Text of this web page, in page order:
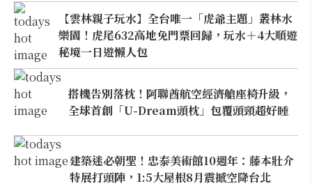
【雲林親子玩水】全台唯一「虎爺主題」叢林水
樂園！虎尾632高地免門票回歸，玩水＋4大順遊
秘境一日遊懶人包
搭機告別落枕！阿聯酋航空經濟艙座椅升級，
全球首創「U-Dream頭枕」包覆頭頸超好睡
建築迷必朝聖！忠泰美術館10週年：藤本壯介
特展打頭陣，1:5大屋根8月震撼空降台北